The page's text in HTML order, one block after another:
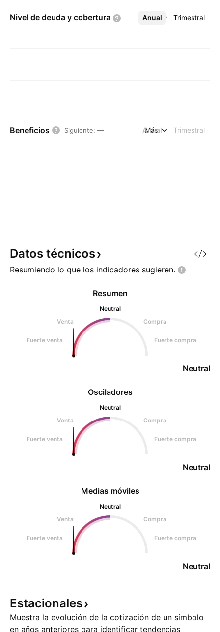
Nivel de deuda y cobertura Anual Trimestral
Más
Beneficios Siguiente: — Anual Trimestral
Más
Datos técnicos
Resumiendo lo que los indicadores sugieren.
Osciladores
Neutral
Venta
Compra
Fuerte venta Fuerte compra
Neutral
Resumen
Neutral
Venta
Compra
Fuerte venta Fuerte compra
Neutral
Medias móviles
Neutral
Venta
Compra
Fuerte venta Fuerte compra
Neutral
Estacionales
Muestra la evolución de la cotización de un símbolo
en años anteriores para identificar tendencias